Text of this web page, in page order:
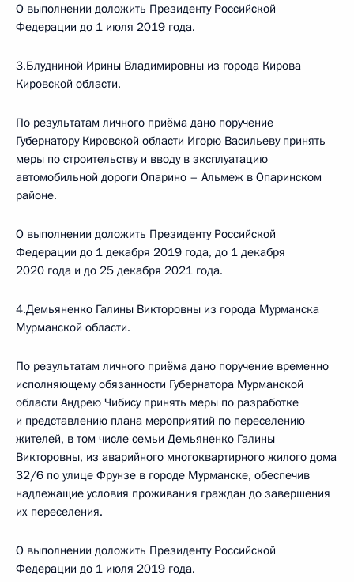
О выполнении доложить Президенту Российской
Федерации до 1 июля 2019 года.
3.Блудниной Ирины Владимировны из города Кирова
Кировской области.
По результатам личного приёма дано поручение
Губернатору Кировской области Игорю Васильеву принять
меры по строительству и вводу в эксплуатацию
автомобильной дороги Опарино – Альмеж в Опаринском
районе.
О выполнении доложить Президенту Российской
Федерации до 1 декабря 2019 года, до 1 декабря
2020 года и до 25 декабря 2021 года.
4.Демьяненко Галины Викторовны из города Мурманска
Мурманской области.
По результатам личного приёма дано поручение временно
исполняющему обязанности Губернатора Мурманской
области Андрею Чибису принять меры по разработке
и представлению плана мероприятий по переселению
жителей, в том числе семьи Демьяненко Галины
Викторовны, из аварийного многоквартирного жилого дома
32/6 по улице Фрунзе в городе Мурманске, обеспечив
надлежащие условия проживания граждан до завершения
их переселения.
О выполнении доложить Президенту Российской
Федерации до 1 июля 2019 года.